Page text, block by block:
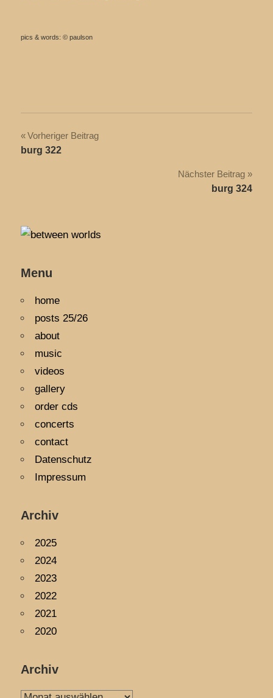
pics & words: © paulson
Beitragsnavigation
Vorheriger Beitrag
burg 322
Nächster Beitrag
burg 324
Menu
home
posts 25/26
about
music
videos
gallery
order cds
concerts
contact
Datenschutz
Impressum
Archiv
2025
2024
2023
2022
2021
2020
Archiv